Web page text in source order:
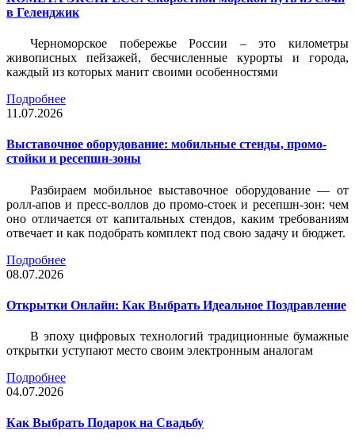
в Геленджик
Черноморское побережье России – это километры
живописных пейзажей, бесчисленные курорты и города,
каждый из которых манит своими особенностями
Подробнее
11.07.2026
Выставочное оборудование: мобильные стенды, промо-
стойки и ресепшн-зоны
Разбираем мобильное выставочное оборудование — от
ролл-апов и пресс-воллов до промо-стоек и ресепшн-зон: чем
оно отличается от капитальных стендов, каким требованиям
отвечает и как подобрать комплект под свою задачу и бюджет.
Подробнее
08.07.2026
Открытки Онлайн: Как Выбрать Идеальное Поздравление
В эпоху цифровых технологий традиционные бумажные
открытки уступают место своим электронным аналогам
Подробнее
04.07.2026
Как Выбрать Подарок на Свадьбу